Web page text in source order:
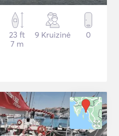
23 ft
7 m
9 Kruizinė 0